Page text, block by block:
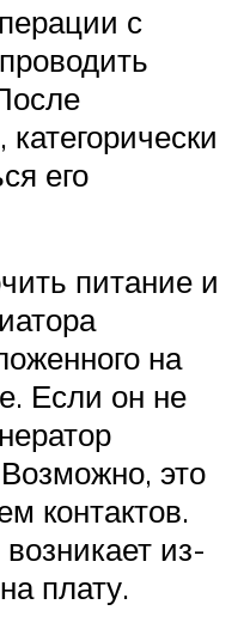
с
его
питание и
на
Если он не
это
контактов.
из-
плату.